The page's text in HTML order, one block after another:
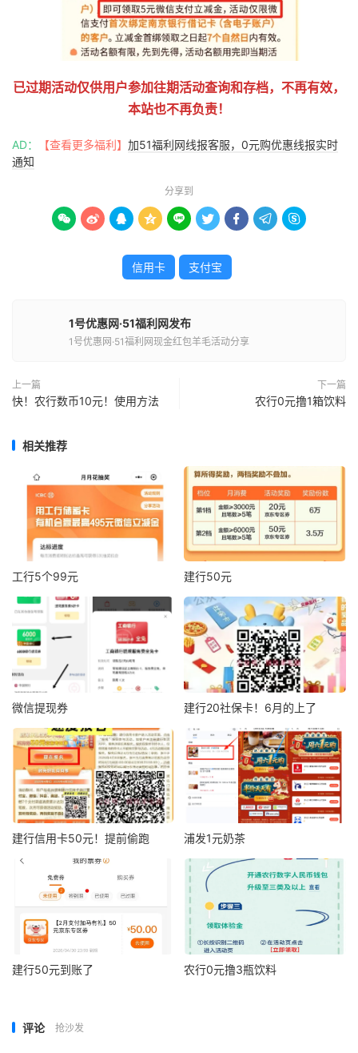
已过期活动仅供用户参加往期活动查询和存档，不再有效，
本站也不再负责！
AD： 【查看更多福利】 加51福利网线报客服，0元购优惠线报实时
通知
分享到
        
信用卡 支付宝
1号优惠网·51福利网发布
1号优惠网·51福利网现金红包羊毛活动分享
上一篇
快！农行数币10元！使用方法
下一篇
农行0元撸1箱饮料
相关推荐
工行5个99元 建行50元
微信提现券 建行20社保卡！6月的上了
建行信用卡50元！提前偷跑 浦发1元奶茶
建行50元到账了 农行0元撸3瓶饮料
评论 抢沙发